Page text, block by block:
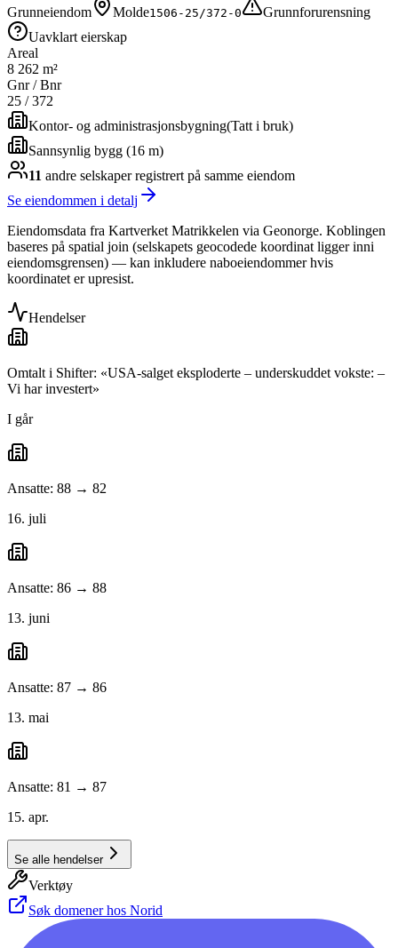
Grunneiendom Molde1506-25/372-0
Grunnforurensning
Uavklart eierskap
Areal
8 262 m²
Gnr / Bnr
25 /372
Kontor- og administrasjonsbygning(Tatt i bruk)
Sannsynlig bygg (16 m)
11 andre selskaperregistrert på samme eiendom
Se eiendommen i detalj
Eiendomsdata fra Kartverket Matrikkelen via Geonorge. Koblingen
baseres på spatial join (selskapets geocodede koordinat ligger inni
eiendomsgrensen) — kan inkludere naboeiendommer hvis
koordinatet er upresist.
Hendelser
Omtalt i Shifter: «USA-salget eksploderte – underskuddet vokste: –
Vi har investert»
I går
Ansatte: 88 → 82
16. juli
Ansatte: 86 → 88
13. juni
Ansatte: 87 → 86
13. mai
Ansatte: 81 → 87
15. apr.
Se alle hendelser
Verktøy
Søk domener hos Norid